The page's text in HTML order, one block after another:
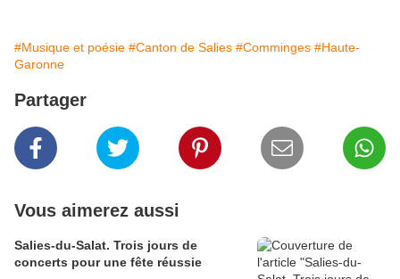
#Musique et poésie #Canton de Salies #Comminges #Haute-
Garonne
Partager
Vous aimerez aussi
Salies-du-Salat. Trois jours de
concerts pour une fête réussie